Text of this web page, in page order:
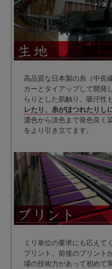
高品質な日本製の糸（中長
カーとタイアップして開発
らりとした肌触り。吸汗性
レたり、糸がほつれたりし
濃色から淡色まで発色良く
をより引き立てます。
ミリ単位の要求にも応えて
プリント。前後のプリント
場の技術力があって初めて